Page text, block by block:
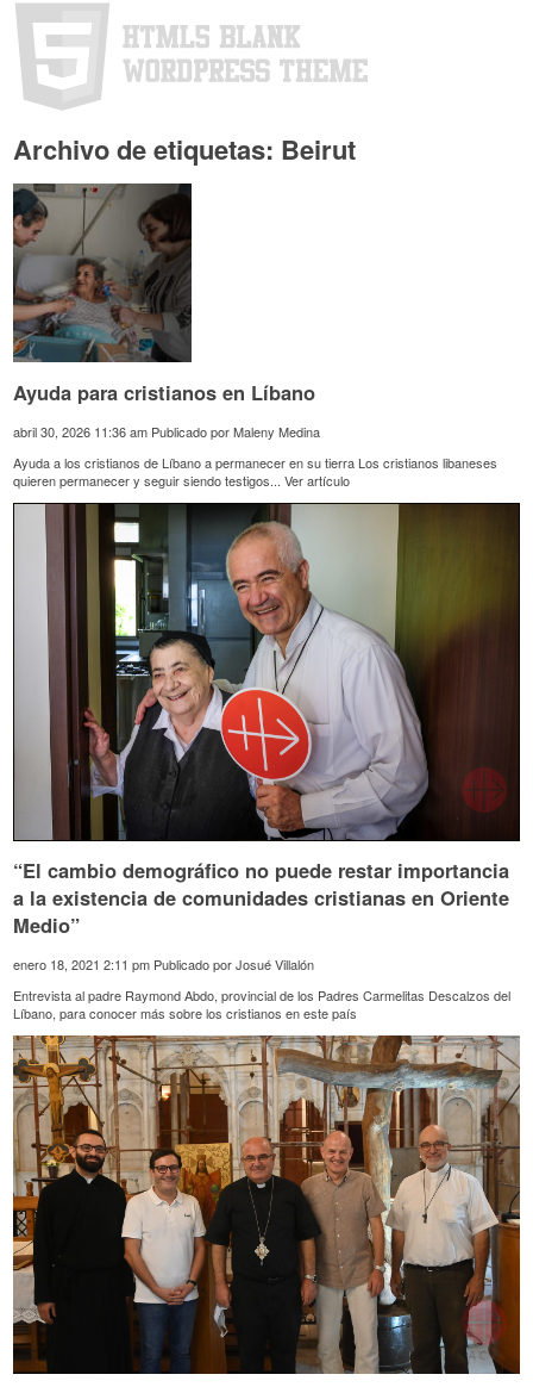
Archivo de etiquetas: Beirut
Ayuda para cristianos en Líbano
abril 30, 2026 11:36 am Publicado porMaleny Medina
Ayuda a los cristianos de Líbano a permanecer en su tierra Los cristianos libaneses
quieren permanecer y seguir siendo testigos...Ver artículo
“El cambio demográfico no puede restar importancia
a la existencia de comunidades cristianas en Oriente
Medio”
enero 18, 2021 2:11 pm Publicado porJosué Villalón
Entrevista al padre Raymond Abdo, provincial de los Padres Carmelitas Descalzos del
Líbano, para conocer más sobre los cristianos en este país